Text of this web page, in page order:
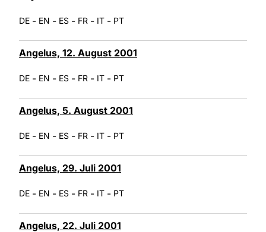
DE - EN - ES - FR - IT - PT
Angelus, 12. August 2001
DE - EN - ES - FR - IT - PT
Angelus, 5. August 2001
DE - EN - ES - FR - IT - PT
Angelus, 29. Juli 2001
DE - EN - ES - FR - IT - PT
Angelus, 22. Juli 2001